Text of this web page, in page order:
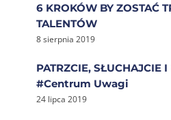
6 KROKÓW BY ZOSTAĆ
TALENTÓW
8 sierpnia 2019
PATRZCIE, SŁUCHAJCIE
#Centrum Uwagi
24 lipca 2019